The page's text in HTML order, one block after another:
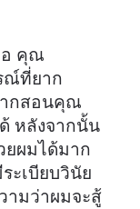
อ คุณ
ณ์ที่ยาก
ากสอนคุณ
หลังจากนั้น
ยผมได้มาก
ะเบียบวินัย
ามว่าผมจะสู้